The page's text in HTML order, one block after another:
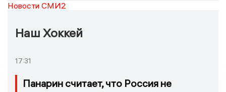
Новости СМИ2
Наш Хоккей
17:31
Панарин считает, что Россия не